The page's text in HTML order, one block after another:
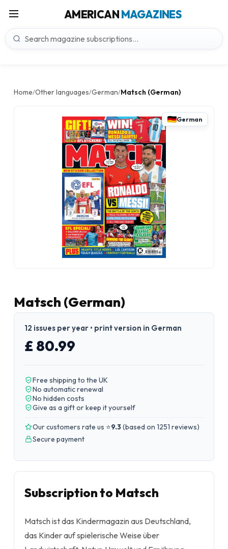
AMERICANMAGAZINES
Home/Other languages/German/Matsch (German)
German
Matsch (German)
12 issues per year • print version in German
£ 80.99
Free shipping to the UK
No automatic renewal
No hidden costs
Give as a gift or keep it yourself
Our customers rate us ⭐9.3(based on 1251 reviews)
Secure payment
Subscription to Matsch
Matsch ist das Kindermagazin aus Deutschland,
das Kinder auf spielerische Weise über